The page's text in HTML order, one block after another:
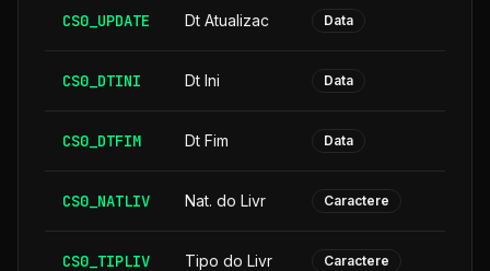
CS0_UPDATE Dt Atualizac Data
CS0_DTINI Dt Ini Data
CS0_DTFIM Dt Fim Data
CS0_NATLIV Nat. do Livr Caractere
CS0_TIPLIV Tipo do Livr Caractere